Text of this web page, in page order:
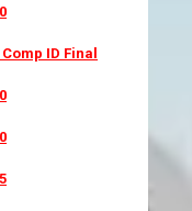
ID Final